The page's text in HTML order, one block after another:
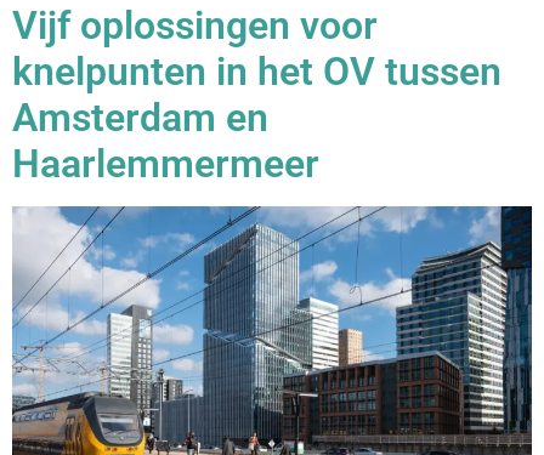
Vijf oplossingen voor
knelpunten in het OV tussen
Amsterdam en
Haarlemmermeer